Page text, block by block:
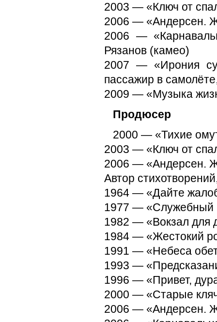
2003 — «Ключ от
2006 — «Андерсен.
2006 —
Рязанов (камео)
2007 — «Ирония
пассажир в
2009 — «Музыка
Продюсер
2000 — «Тихие
2003 — «Ключ от
2006 — «Андерсен.
Автор
1964 — «Дайте
1977 — «Служебный
1982 — «Вокзал для
1984 — «Жестокий
1991 — «Небеса
1993 —
1996 — «Привет,
2000 — «Старые
2006 — «Андерсен.